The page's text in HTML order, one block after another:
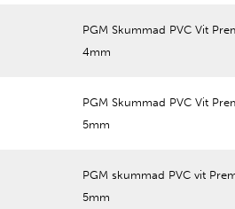
PGM Skummad PVC Vit
4mm
PGM Skummad PVC Vit
5mm
PGM skummad PVC vit
5mm